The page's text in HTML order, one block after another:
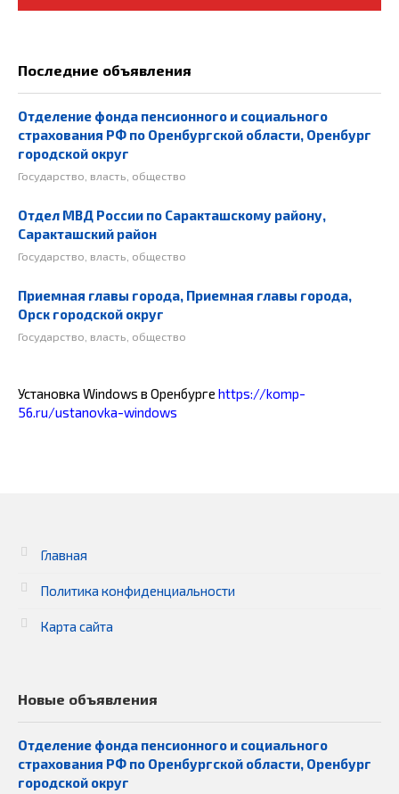
Последние объявления
Отделение фонда пенсионного и социального
страхования РФ по Оренбургской области, Оренбург
городской округ
Государство, власть, общество
Отдел МВД России по Саракташскому району,
Саракташский район
Государство, власть, общество
Приемная главы города, Приемная главы города,
Орск городской округ
Государство, власть, общество
Установка Windows в Оренбурге https://komp-
56.ru/ustanovka-windows
Главная
Политика конфиденциальности
Карта сайта
Новые объявления
Отделение фонда пенсионного и социального
страхования РФ по Оренбургской области, Оренбург
городской округ